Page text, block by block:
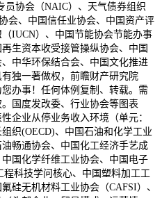
员协会（NAIC）、天气债券组织
会、中国信任业协会、中国资产评
IUCN）、中国节能协会节能办事
生资本收受接管操纵协会、中国
中华环保结合会、中国文化推进
独一著做权，前瞻财产研究院
办事！任何体例复制、转载。需
国度发改委、行业协会等图表
企业从停业务收入环境（单元：
织(OECD)、中国石油和化学工业
畅通协会、中国化工经济手艺成
国化学纤维工业协会、中国电子
科技学问核心、中国塑料加工工
硅无机材料工业协会（CAFSI）、